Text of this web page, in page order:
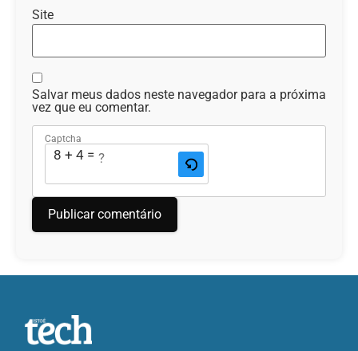
Site
Salvar meus dados neste navegador para a próxima
vez que eu comentar.
Captcha
8 + 4 = ?